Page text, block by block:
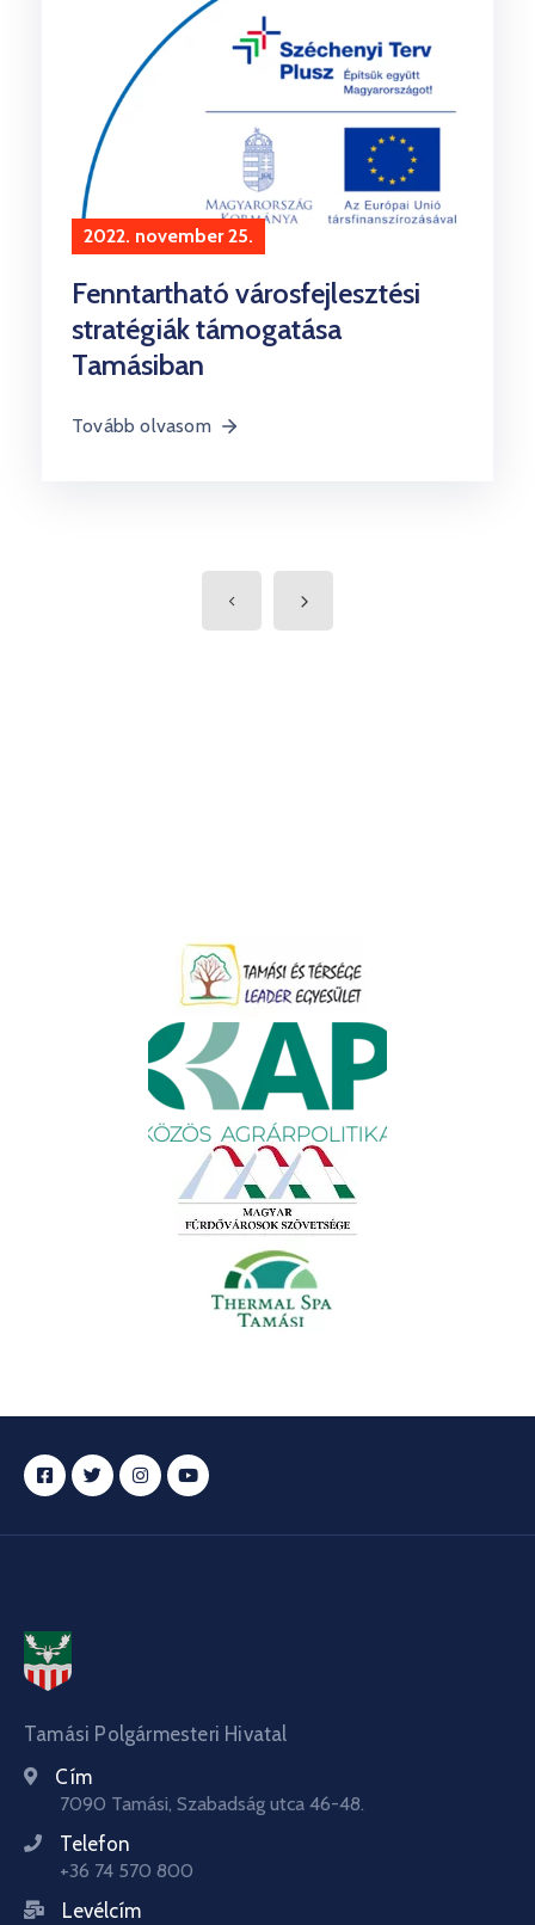
2022. november 25.
Fenntartható városfejlesztési
stratégiák támogatása
Tamásiban
Tovább olvasom
Tamási Polgármesteri Hivatal
Cím
7090 Tamási, Szabadság utca 46-48.
Telefon
+36 74 570 800
Levélcím